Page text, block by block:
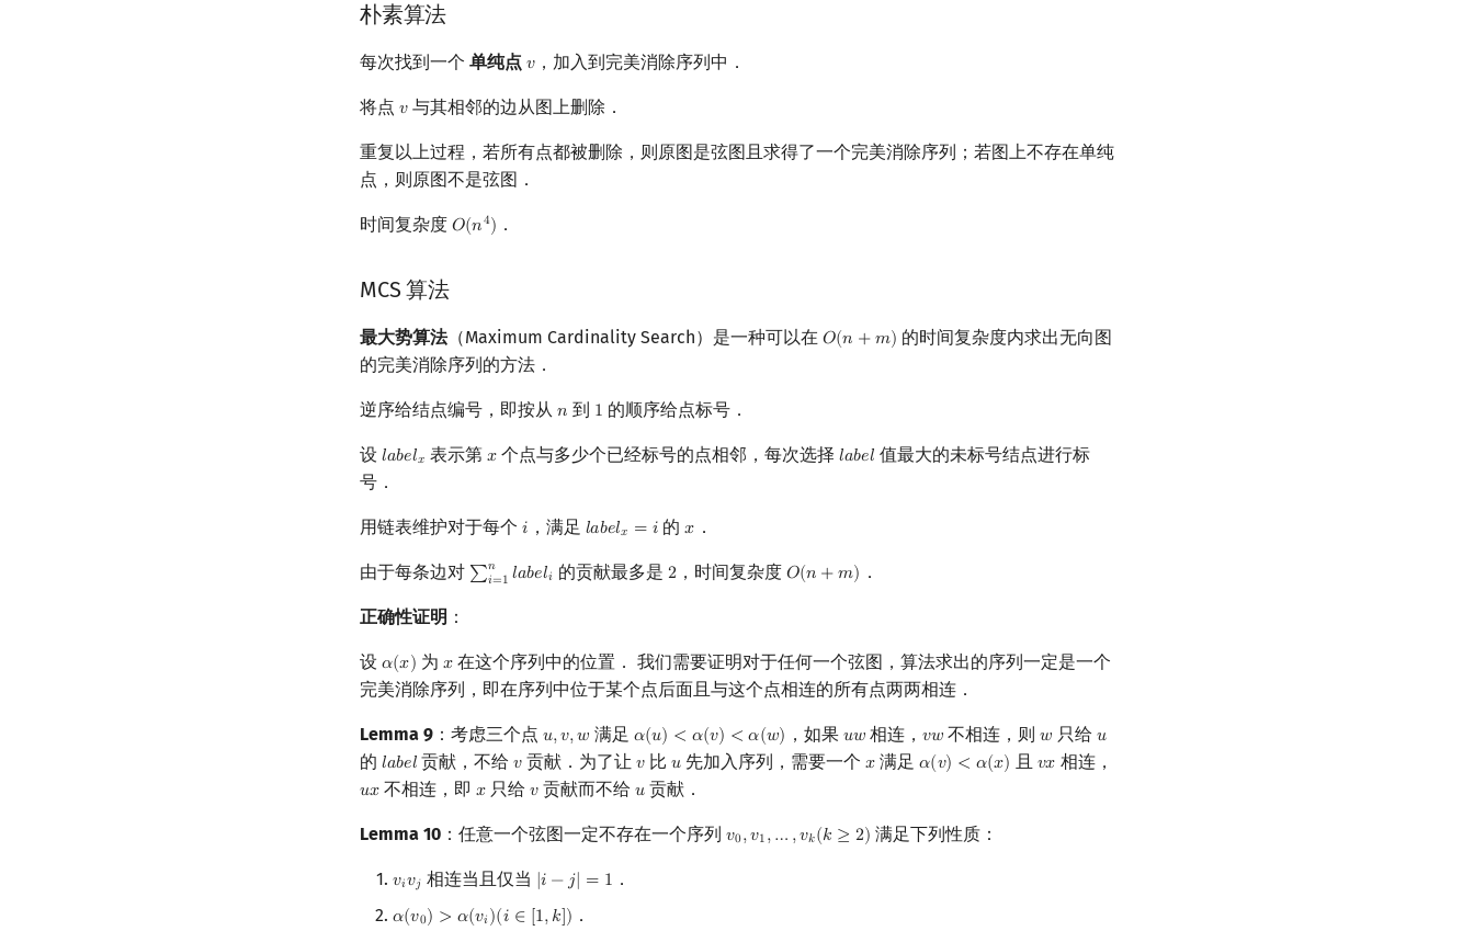
朴素算法
每次找到一个 单纯点 𝑣
v，加入到完美消除序列中．
将点 𝑣
v与其相邻的边从图上删除．
重复以上过程，若所有点都被删除，则原图是弦图且求得了一个完美消除序列；若图上不存在单纯
点，则原图不是弦图．
时间复杂度 𝑂(𝑛4)
O(n4) ．
MCS 算法
最大势算法（Maximum Cardinality Search）是一种可以在 𝑂(𝑛 +𝑚)
O(n+ m )
的时间复杂度内求出无向图
的完美消除序列的方法．
逆序给结点编号，即按从 𝑛
n 到 1
1 的顺序给点标号．
设 𝑙𝑎𝑏𝑒𝑙𝑥
labelx表示第𝑥
x 个点与多少个已经标号的点相邻，每次选择𝑙𝑎𝑏𝑒𝑙
labe l值最大的未标号结点进行标
号．
用链表维护对于每个 𝑖
i ，满足 𝑙𝑎𝑏𝑒𝑙𝑥 = 𝑖
labelx=i 的𝑥
x ．
由于每条边对 ∑𝑛
𝑖=1 𝑙𝑎𝑏𝑒𝑙𝑖
∑i=1n labeli 的贡献最多是 2
2，时间复杂度 𝑂(𝑛 +𝑚)
O(n+m ) ．
正确性证明 ：
设 𝛼(𝑥)
α(x) 为 𝑥
x在这个序列中的位置． 我们需要证明对于任何一个弦图，算法求出的序列一定是一个
完美消除序列，即在序列中位于某个点后面且与这个点相连的所有点两两相连．
Lemma 9 ：考虑三个点 𝑢,𝑣,𝑤
u,v,w 满足 𝛼(𝑢) < 𝛼(𝑣) < 𝛼(𝑤)
α(u)< α( v)<α( w) ，如果 𝑢𝑤
uw 相连，𝑣𝑤
vw 不相连，则𝑤
w 只给 𝑢
u
的 𝑙𝑎𝑏𝑒𝑙
labe l贡献，不给𝑣
v 贡献．为了让𝑣
v比 𝑢
u先加入序列，需要一个 𝑥
x 满足𝛼(𝑣) < 𝛼(𝑥)
α(v)< α( x) 且 𝑣𝑥
vx 相连，
𝑢𝑥
ux 不相连，即𝑥
x 只给𝑣
v 贡献而不给𝑢
u 贡献．
Lemma 10 ：任意一个弦图一定不存在一个序列 𝑣0,𝑣1,… ,𝑣𝑘(𝑘 ≥ 2)
v0,v1,…,vk(k≥2 ) 满足下列性质：
𝑣𝑖𝑣𝑗
vivj 相连当且仅当 |𝑖 −𝑗| = 1
|i −j| = ．
𝛼(𝑣0) > 𝛼(𝑣𝑖)(𝑖 ∈ [1,𝑘])
α(v0) >α vi)(i∈[1 ,k ) ．